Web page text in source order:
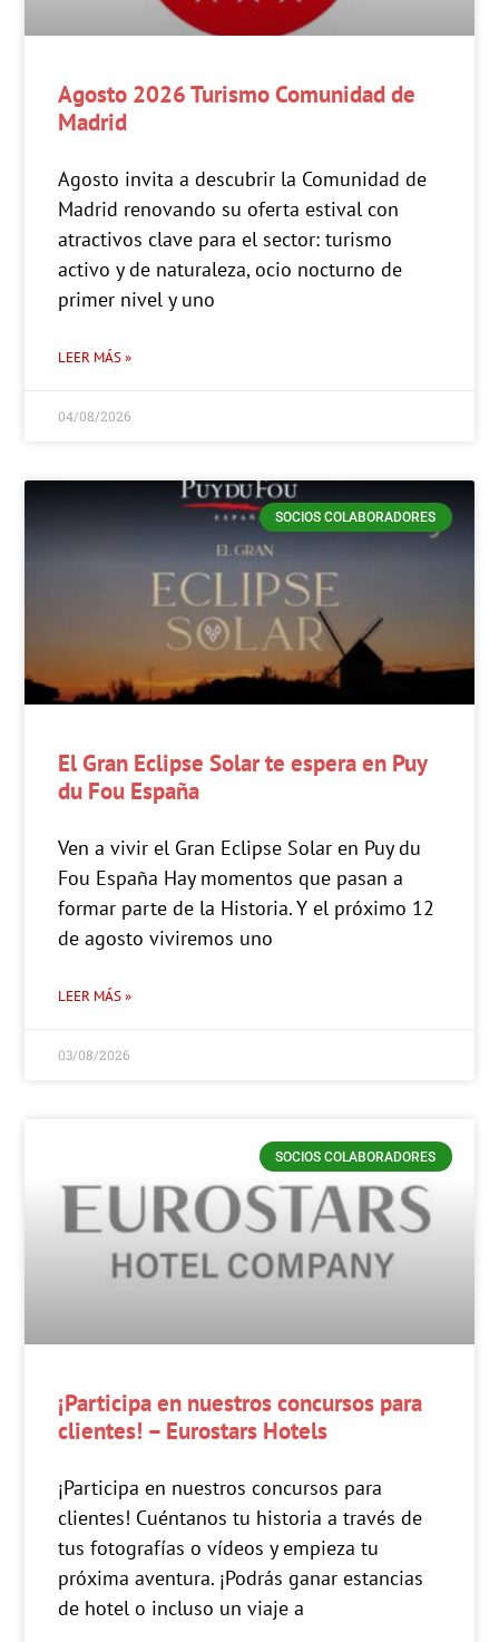
Agosto 2026 Turismo Comunidad de
Madrid
Agosto invita a descubrir la Comunidad de
Madrid renovando su oferta estival con
atractivos clave para el sector: turismo
activo y de naturaleza, ocio nocturno de
primer nivel y uno
LEER MÁS »
04/08/2026
SOCIOS COLABORADORES
El Gran Eclipse Solar te espera en Puy
du Fou España
Ven a vivir el Gran Eclipse Solar en Puy du
Fou España Hay momentos que pasan a
formar parte de la Historia. Y el próximo 12
de agosto viviremos uno
LEER MÁS »
03/08/2026
SOCIOS COLABORADORES
¡Participa en nuestros concursos para
clientes! – Eurostars Hotels
¡Participa en nuestros concursos para
clientes! Cuéntanos tu historia a través de
tus fotografías o vídeos y empieza tu
próxima aventura. ¡Podrás ganar estancias
de hotel o incluso un viaje a